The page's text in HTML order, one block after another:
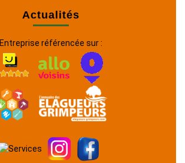
Actualités
Entreprise référencée sur :